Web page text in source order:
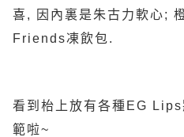
喜, 因內裏是朱古力軟心;
Friends凍飲包.
看到枱上放有各種EG
範啦~